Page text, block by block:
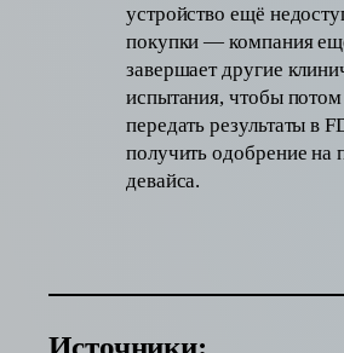
устройство ещё
покупки — компания
завершает другие
испытания, чтобы потом
передать результаты в
получить одобрение на
девайса.
Источники: